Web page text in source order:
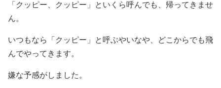
「クッピー、クッピー」といくら呼んでも、帰ってきませ
ん。
いつもなら「クッピー」と呼ぶやいなや、どこからでも飛
んでやってきます。
嫌な予感がしました。